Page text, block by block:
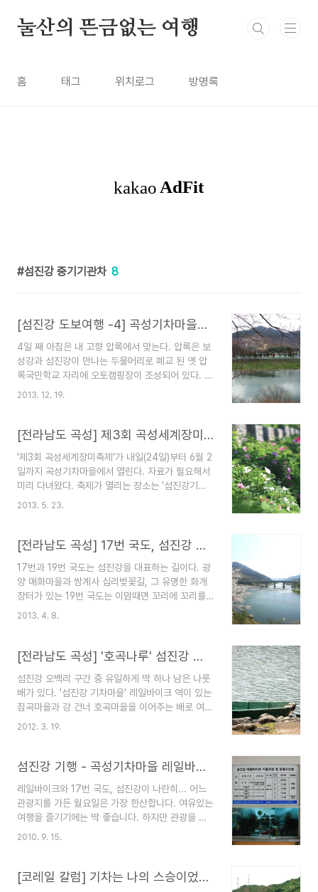
눌산의 뜬금없는 여행
홈 태그 위치로그 방명록
섬진강 증기기관차 8
[섬진강 도보여행 -4] 곡성기차마을에서 화개장터까지
4일 째 아침은 내 고향 압록에서 맞는다. 압록은 보
성강과 섬진강이 만나는 두물머리로 폐교 된 옛 압
록국민학교 자리에 오토캠핑장이 조성되어 있다. 늦
은 저녁에 도착해서 주변을 돌아 볼 여유도 없이 잤
마을이고, 오토캠핑장이 보인다. 지금의 캠핑장은
다. 압록에서는 보성강과 섬진강이 만난다. 마주 보
이는 강이 보성강, 오른쪽이 섬진강이다. 모닝커피
한잔 마시고 출발한다. 어제에 이어, 곡성 메타세콰
이어 길부터 걷는다. 소문 난 길은 아니지만, 담양의
10도였다...
2013. 12. 19.
[전라남도 곡성] 제3회 곡성세계장미축제가 열리는 곡성기차마을
'제3회 곡성세계장미축제'가 내일(24일)부터 6월 2
일까지 곡성기차마을에서 열린다. 자료가 필요해서
미리 다녀왔다. 축제가 열리는 장소는 '섬진강기차
마을 1004 장미공원'. 세계 여러 나라의 1004품
는 만남과 사랑의 대화, 설렘, 고백, 데이트, 소망,
기, 사랑 그리고 꿈'이라는 주제를 가지고 개최하는
이번 곡성세계장미축제에서는 축제장을 방문한 가
족 및 연인들을 대상으로 추첨을 통해 사랑의 목걸
이(금 18k 6돈)를 증정하는 '사랑커플 추첨 선발' 이
2013. 5. 23.
[전라남도 곡성] 17번 국도, 섬진강 벚꽃길
17번과 19번 국도는 섬진강을 대표하는 길이다. 광
양 매화마을과 쌍계사 십리벚꽃길, 그 유명한 화개
장터가 있는 19번 국도는 이맘때면 꼬리에 꼬리를
문 자동차의 행렬로 몸살을 앓는다. 그에 반해 17번
도, 그리고 섬진강이 하나가 되 흐르는, 더 멋진 풍
경을 만날 수 있다. 벚꽃길은 17번 국도 건너편 길
에 있다. 곡성 기차마을에서 가정역, 섬진강과 보성
강이 합류하는 압록마을을 지나 구례구역까지 이어
진다. 순자강(섬진강)과 보성강이 만나는 두물머리
압록마을이다. 두 강이 만나 섬진강이란 이름으로
폐교 된..
2013. 4. 8.
[전라남도 곡성] '호곡나루' 섬진강 마지막 나룻배
섬진강 오백리 구간 중 유일하게 딱 하나 남은 나룻
배가 있다. '섬진강 기차마을' 레일바이크 역이 있는
침곡마을과 강 건너 호곡마을을 이어주는 배로 여전
히 주민들의 이동수단이다. 호곡마을 나룻배는 줄배
기면 배가 원하는 방향으로 나아간다. 호곡마을을
서 곡성군 고달 면소재지 방향으로 난 비포장도로를
타야 한다. 레일바이크 역이 있는 침곡마을에서도
만날 수 있지만, 호곡마을 쪽 비포장도로를 추천한
다. 봄이면 산수유꽃, 벚꽃, 복사꽃이 흐드러지게 피
간이기 때문. ..
2012. 3. 19.
섬진강 기행 - 곡성기차마을 레일바이크
레일바이크와 17번 국도, 섬진강이 나란히... 어느
관광지를 가든 월요일은 가장 한산합니다. 여유있는
여행을 즐기기에는 딱 좋습니다. 하지만 관광을 즐
기는 분들에게는 좀 심심합니다. 마침 섬진강 증기
크 출발역입니다. 눌살은 개통식에 이어 두 번째 방
2010. 9. 15.
[코레일 칼럼] 기차는 나의 스승이었고, 어머니였다.